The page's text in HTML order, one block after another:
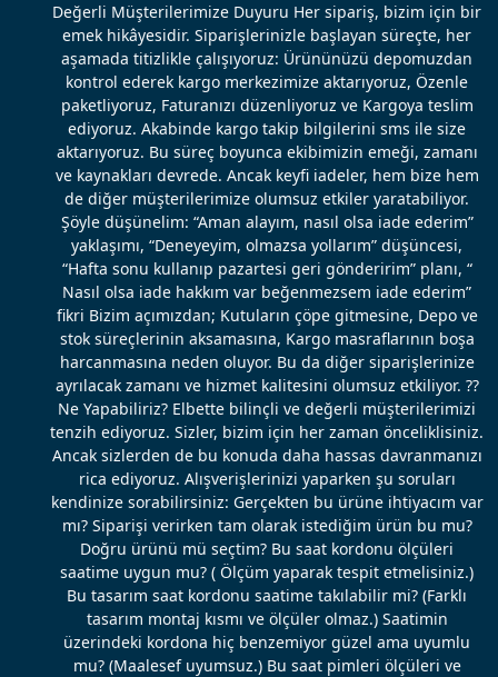
Değerli Müşterilerimize Duyuru Her sipariş, bizim için bir
emek hikâyesidir. Siparişlerinizle başlayan süreçte, her
aşamada titizlikle çalışıyoruz: Ürününüzü depomuzdan
kontrol ederek kargo merkezimize aktarıyoruz, Özenle
paketliyoruz, Faturanızı düzenliyoruz ve Kargoya teslim
ediyoruz. Akabinde kargo takip bilgilerini sms ile size
aktarıyoruz. Bu süreç boyunca ekibimizin emeği, zamanı
ve kaynakları devrede. Ancak keyfi iadeler, hem bize hem
de diğer müşterilerimize olumsuz etkiler yaratabiliyor.
Şöyle düşünelim: “Aman alayım, nasıl olsa iade ederim”
yaklaşımı, “Deneyeyim, olmazsa yollarım” düşüncesi,
“Hafta sonu kullanıp pazartesi geri gönderirim” planı, “
Nasıl olsa iade hakkım var beğenmezsem iade ederim”
fikri Bizim açımızdan; Kutuların çöpe gitmesine, Depo ve
stok süreçlerinin aksamasına, Kargo masraflarının boşa
harcanmasına neden oluyor. Bu da diğer siparişlerinize
ayrılacak zamanı ve hizmet kalitesini olumsuz etkiliyor. ??
Ne Yapabiliriz? Elbette bilinçli ve değerli müşterilerimizi
tenzih ediyoruz. Sizler, bizim için her zaman önceliklisiniz.
Ancak sizlerden de bu konuda daha hassas davranmanızı
rica ediyoruz. Alışverişlerinizi yaparken şu soruları
kendinize sorabilirsiniz: Gerçekten bu ürüne ihtiyacım var
mı? Siparişi verirken tam olarak istediğim ürün bu mu?
Doğru ürünü mü seçtim? Bu saat kordonu ölçüleri
saatime uygun mu? ( Ölçüm yaparak tespit etmelisiniz.)
Bu tasarım saat kordonu saatime takılabilir mi? (Farklı
tasarım montaj kısmı ve ölçüler olmaz.) Saatimin
üzerindeki kordona hiç benzemiyor güzel ama uyumlu
mu? (Maalesef uyumsuz.) Bu saat pimleri ölçüleri ve